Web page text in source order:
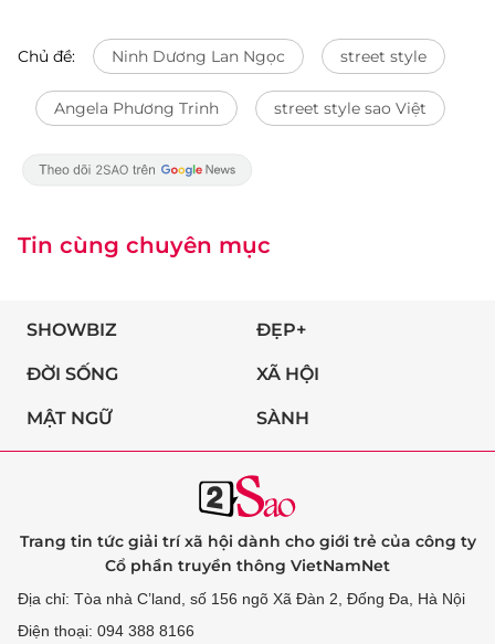
Chủ đề: Ninh Dương Lan Ngọc street style
Angela Phương Trinh street style sao Việt
Tin cùng chuyên mục
SHOWBIZ ĐẸP+
ĐỜI SỐNG XÃ HỘI
MẬT NGỮ SÀNH
Trang tin tức giải trí xã hội dành cho giới trẻ của công ty
Cổ phần truyền thông VietNamNet
Địa chỉ: Tòa nhà C’land, số 156 ngõ Xã Đàn 2, Đống Đa, Hà Nội
Điện thoại: 094 388 8166